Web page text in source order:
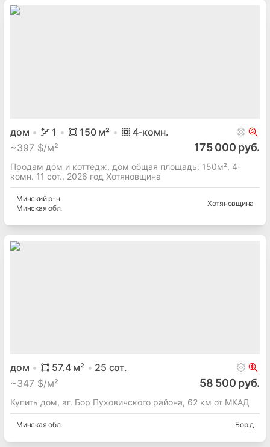
дом 1 150м² 4-комн.
~397 $/м² 175 000 руб.
Продам дом и коттедж, дом общая площадь: 150м², 4-
комн. 11 сот., 2026 год Хотяновщина
Минскийр-н
Минская обл.
Хотяновщина
дом 57.4м² 25 сот.
~347 $/м² 58 500 руб.
Купить дом, аг. Бор Пуховичского района, 62 км от МКАД
Минская обл. Бор д